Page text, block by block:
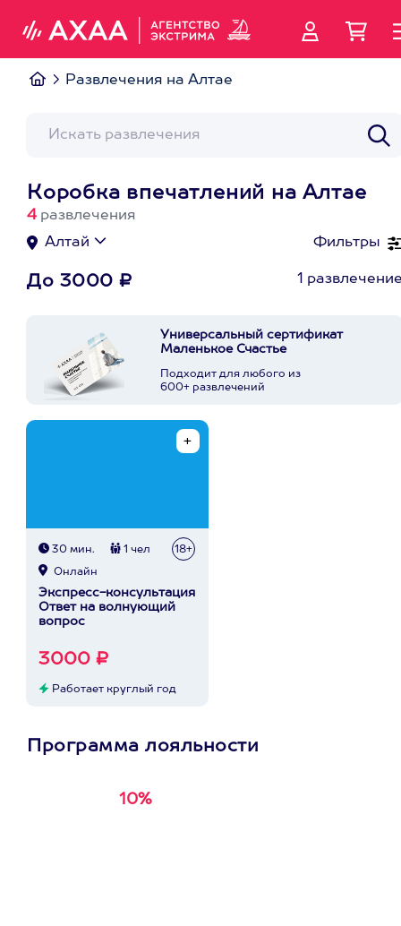
Развлечения на Алтае
Коробка впечатлений на Алтае
4 развлечения
Фильтры
Алтай
До 3000 ₽ 1
Универсальный сертификат
Маленькое Счастье
Подходит для любого из
600+ развлечений
30 мин. 1 чел 18+
Онлайн
Экспресс-консультация
Ответ на волнующий
вопрос
3000 ₽
Работает круглый год
Программа лояльности
10%